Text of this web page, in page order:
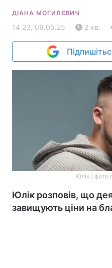
ДІАНА МОГИЛЄВИЧ
14:23, 09.05.25 2 хв.
Юлік / фото
Юлік розповів, що
завищують ціни на